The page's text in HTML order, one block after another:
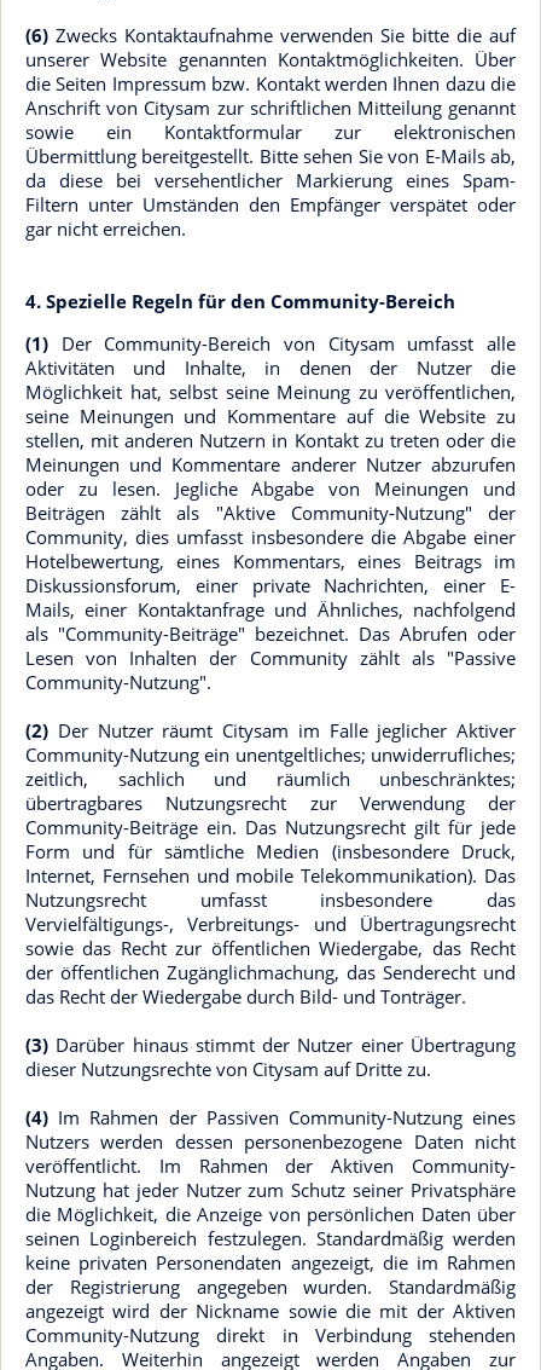
(6) Zwecks Kontaktaufnahme verwenden Sie bitte die auf
unserer Website genannten Kontaktmöglichkeiten. Über
die Seiten Impressum bzw. Kontakt werden Ihnen dazu die
Anschrift von Citysam zur schriftlichen Mitteilung genannt
sowie ein Kontaktformular zur elektronischen
Übermittlung bereitgestellt. Bitte sehen Sie von E-Mails ab,
da diese bei versehentlicher Markierung eines Spam-
Filtern unter Umständen den Empfänger verspätet oder
gar nicht erreichen.
4. Spezielle Regeln für den Community-Bereich
(1) Der Community-Bereich von Citysam umfasst alle
Aktivitäten und Inhalte, in denen der Nutzer die
Möglichkeit hat, selbst seine Meinung zu veröffentlichen,
seine Meinungen und Kommentare auf die Website zu
stellen, mit anderen Nutzern in Kontakt zu treten oder die
Meinungen und Kommentare anderer Nutzer abzurufen
oder zu lesen. Jegliche Abgabe von Meinungen und
Beiträgen zählt als "Aktive Community-Nutzung" der
Community, dies umfasst insbesondere die Abgabe einer
Hotelbewertung, eines Kommentars, eines Beitrags im
Diskussionsforum, einer private Nachrichten, einer E-
Mails, einer Kontaktanfrage und Ähnliches, nachfolgend
als "Community-Beiträge" bezeichnet. Das Abrufen oder
Lesen von Inhalten der Community zählt als "Passive
Community-Nutzung".
(2) Der Nutzer räumt Citysam im Falle jeglicher Aktiver
Community-Nutzung ein unentgeltliches; unwiderrufliches;
zeitlich, sachlich und räumlich unbeschränktes;
übertragbares Nutzungsrecht zur Verwendung der
Community-Beiträge ein. Das Nutzungsrecht gilt für jede
Form und für sämtliche Medien (insbesondere Druck,
Internet, Fernsehen und mobile Telekommunikation). Das
Nutzungsrecht umfasst insbesondere das
Vervielfältigungs-, Verbreitungs- und Übertragungsrecht
sowie das Recht zur öffentlichen Wiedergabe, das Recht
der öffentlichen Zugänglichmachung, das Senderecht und
das Recht der Wiedergabe durch Bild- und Tonträger.
(3) Darüber hinaus stimmt der Nutzer einer Übertragung
dieser Nutzungsrechte von Citysam auf Dritte zu.
(4) Im Rahmen der Passiven Community-Nutzung eines
Nutzers werden dessen personenbezogene Daten nicht
veröffentlicht. Im Rahmen der Aktiven Community-
Nutzung hat jeder Nutzer zum Schutz seiner Privatsphäre
die Möglichkeit, die Anzeige von persönlichen Daten über
seinen Loginbereich festzulegen. Standardmäßig werden
keine privaten Personendaten angezeigt, die im Rahmen
der Registrierung angegeben wurden. Standardmäßig
angezeigt wird der Nickname sowie die mit der Aktiven
Community-Nutzung direkt in Verbindung stehenden
Angaben. Weiterhin angezeigt werden Angaben zur